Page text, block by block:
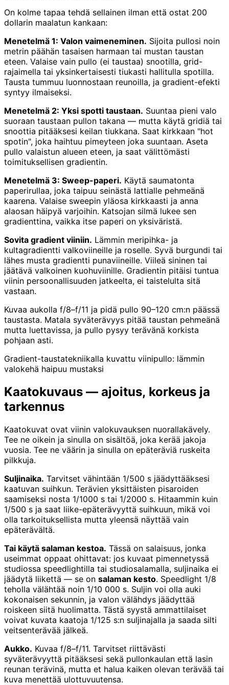
On kolme tapaa tehdä sellainen ilman että ostat 200
dollarin maalatun kankaan:
Menetelmä 1: Valon vaimeneminen. Sijoita pullosi noin
metrin päähän tasaisen harmaan tai mustan taustan
eteen. Valaise vain pullo (ei taustaa) snootilla, grid-
rajaimella tai yksinkertaisesti tiukasti hallitulla spotilla.
Tausta tummuu luonnostaan reunoilla, ja gradient-efekti
syntyy ilmaiseksi.
Menetelmä 2: Yksi spotti taustaan. Suuntaa pieni valo
suoraan taustaan pullon takana — mutta käytä gridiä tai
snoottia pitääksesi keilan tiukkana. Saat kirkkaan "hot
spotin", joka haihtuu pimeyteen joka suuntaan. Aseta
pullo valaistun alueen eteen, ja saat välittömästi
toimituksellisen gradientin.
Menetelmä 3: Sweep-paperi. Käytä saumatonta
paperirullaa, joka taipuu seinästä lattialle pehmeänä
kaarena. Valaise sweepin yläosa kirkkaasti ja anna
alaosan häipyä varjoihin. Katsojan silmä lukee sen
gradienttina, vaikka itse paperi on yksiväristä.
Sovita gradient viiniin. Lämmin meripihka- ja
kultagradientti valkoviineille ja roselle. Syvä burgundi tai
lähes musta gradientti punaviineille. Viileä sininen tai
jäätävä valkoinen kuohuviinille. Gradientin pitäisi tuntua
viinin persoonallisuuden jatkeelta, ei taistelulta sitä
vastaan.
Kuvaa aukolla f/8–f/11 ja pidä pullo 90–120 cm:n päässä
taustasta. Matala syväterävyys pitää taustan pehmeänä
mutta luettavissa, ja pullo pysyy terävänä korkista
pohjaan asti.
Gradient-taustatekniikalla kuvattu viinipullo: lämmin
valokehä haipuu mustaksi
Kaatokuvaus — ajoitus, korkeus ja
tarkennus
Kaatokuvat ovat viinin valokuvauksen nuorallakävely.
Tee ne oikein ja sinulla on sisältöä, joka kerää jakoja
vuosia. Tee ne väärin ja sinulla on epäteräviä ruskeita
pilkkuja.
Suljinaika. Tarvitset vähintään 1/500 s jäädyttääksesi
kaatuvan suihkun. Terävien yksittäisten pisaroiden
saamiseksi nosta 1/1000 s tai 1/2000 s. Hitaammin kuin
1/500 s ja saat liike-epäterävyyttä suihkuun, mikä voi
olla tarkoituksellista mutta yleensä näyttää vain
epäterävältä.
Tai käytä salaman kestoa. Tässä on salaisuus, jonka
useimmat oppaat ohittavat: jos kuvaat pimennetyssä
studiossa speedlightilla tai studiosalamalla, suljinaika ei
jäädytä liikettä — se on salaman kesto. Speedlight 1/8
teholla välähtää noin 1/10 000 s. Suljin voi olla auki
kokonaisen sekunnin, ja valon välähdys jäädyttää
roiskeen siitä huolimatta. Tästä syystä ammattilaiset
voivat kuvata kaatoja 1/125 s:n suljinajalla ja saada silti
veitsenterävää jälkeä.
Aukko. Kuvaa f/8–f/11. Tarvitset riittävästi
syväterävyyttä pitääksesi sekä pullonkaulan että lasin
reunan terävinä, mutta et halua kaiken olevan terävää tai
kuva menettää ulottuvuutensa.